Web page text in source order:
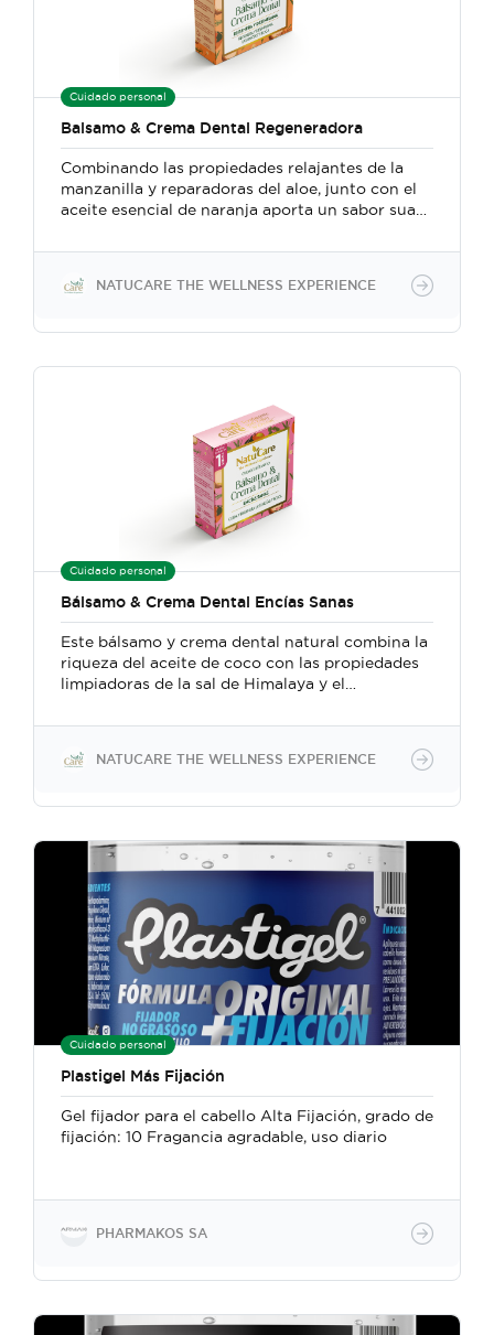
Cuidado personal
Balsamo & Crema Dental Regeneradora
Combinando las propiedades relajantes de la
manzanilla y reparadoras del aloe, junto con el
aceite esencial de naranja aporta un sabor suave
suave y calmante ideal para niños, adultos
NATUCARE THE WELLNESS EXPERIENCE
Cuidado personal
Bálsamo & Crema Dental Encías Sanas
Este bálsamo y crema dental natural combina la
riqueza del aceite de coco con las propiedades
limpiadoras de la sal de Himalaya y el
no solo limpia profundamente, sino que también
esenciales de menta piperina, romero, eucalipto,
antimicrobianas y antiinflamatorias, brindando
natural.
NATUCARE THE WELLNESS EXPERIENCE
Cuidado personal
Plastigel Más Fijación
Gel fijador para el cabello Alta Fijación, grado de
fijación: 10 Fragancia agradable, uso diario
PHARMAKOS SA